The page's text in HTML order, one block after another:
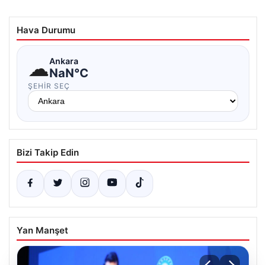
Hava Durumu
☁Ankara
NaN°C
ŞEHIR SEÇ
Bizi Takip Edin
Yan Manşet